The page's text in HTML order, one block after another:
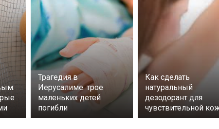
Трагедия в
Иерусалиме: трое
маленьких детей
погибли
Как сделать
натуральный
дезодорант для
чувствительной